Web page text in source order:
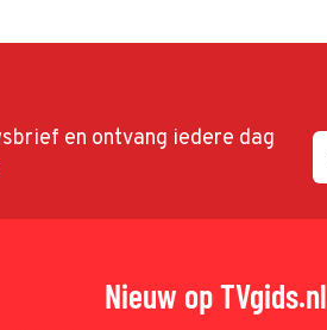
en ontvang iedere dag
Nieuw op TVgids.nl